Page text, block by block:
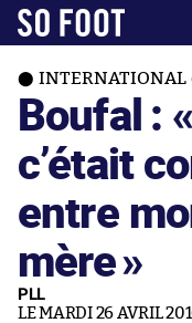
INTERNATIONAL
Boufal : «
c’était
entre
mère»
PLL
LE MARDI 26 AVRIL